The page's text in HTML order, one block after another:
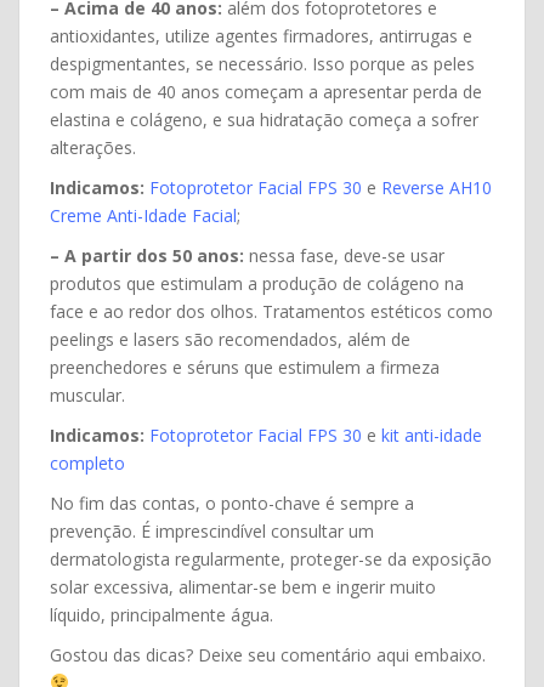
– Acima de 40 anos: além dos fotoprotetores e
antioxidantes, utilize agentes firmadores, antirrugas e
despigmentantes, se necessário. Isso porque as peles
com mais de 40 anos começam a apresentar perda de
elastina e colágeno, e sua hidratação começa a sofrer
alterações.
Indicamos: Fotoprotetor Facial FPS 30 e Reverse AH10
Creme Anti-Idade Facial;
– A partir dos 50 anos: nessa fase, deve-se usar
produtos que estimulam a produção de colágeno na
face e ao redor dos olhos. Tratamentos estéticos como
peelings e lasers são recomendados, além de
preenchedores e séruns que estimulem a firmeza
muscular.
Indicamos: Fotoprotetor Facial FPS 30 e kit anti-idade
completo
No fim das contas, o ponto-chave é sempre a
prevenção. É imprescindível consultar um
dermatologista regularmente, proteger-se da exposição
solar excessiva, alimentar-se bem e ingerir muito
líquido, principalmente água.
Gostou das dicas? Deixe seu comentário aqui embaixo.